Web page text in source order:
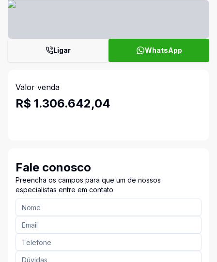
Ligar WhatsApp
Valor venda
R$ 1.306.642,04
Fale conosco
Preencha os campos para que um de nossos
especialistas entre em contato